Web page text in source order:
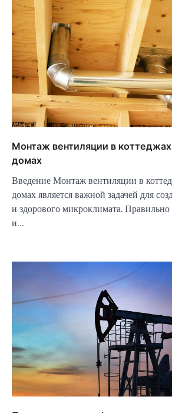
Монтаж вентиляции в
домах
Введение Монтаж вентиляции в
домах является важной задачей для
и здорового микроклимата.
и…